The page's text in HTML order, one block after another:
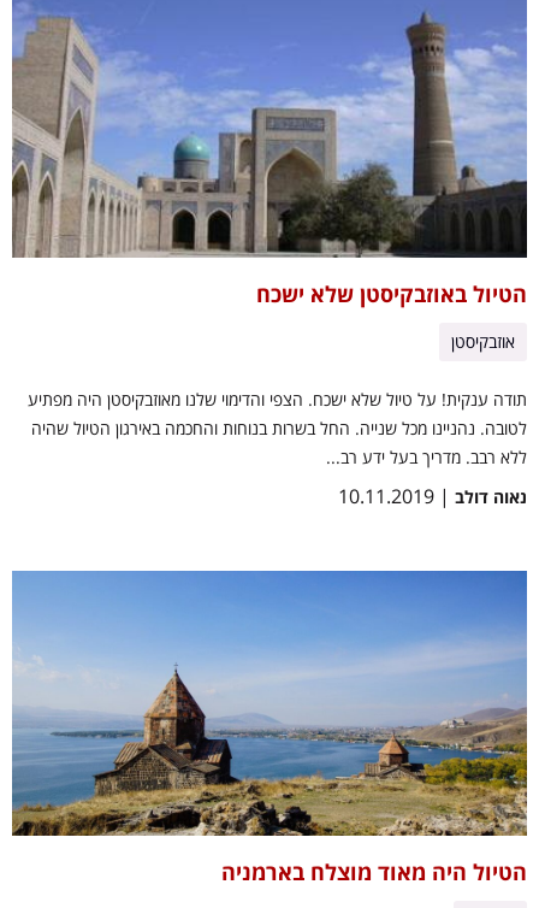
הטיול באוזבקיסטן שלא ישכח
אוזבקיסטן
תודה ענקית! על טיול שלא ישכח. הצפי והדימוי שלנו מאוזבקיסטן היה מפתיע
לטובה. נהניינו מכל שנייה. החל בשרות בנוחות והחכמה באירגון הטיול שהיה
ללא רבב. מדריך בעל ידע רב...
נאוה דולב | 10.11.2019
הטיול היה מאוד מוצלח בארמניה